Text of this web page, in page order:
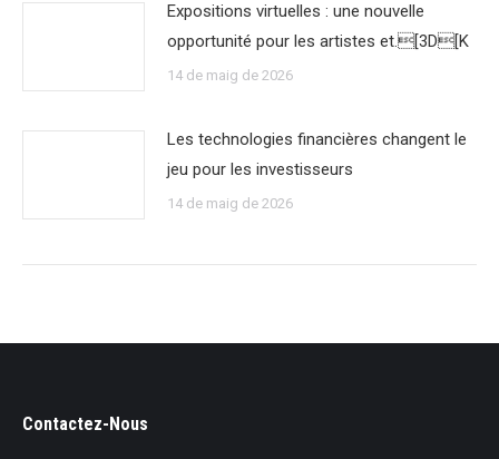
Expositions virtuelles : une nouvelle
opportunité pour les artistes et.[3D[K
14 de maig de 2026
Les technologies financières changent le
jeu pour les investisseurs
14 de maig de 2026
Contactez-Nous